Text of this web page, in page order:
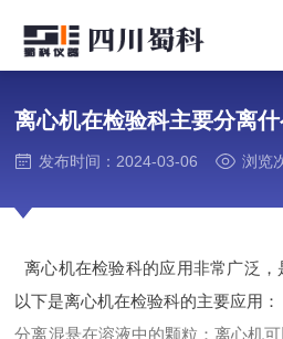
离心机在检验科主要分离
发布时间：2024-03-06 浏览
离心机在检验科的应用非常广泛，
以下是离心机在检验科的主要应用：
分离混悬在溶液中的颗粒：离心机